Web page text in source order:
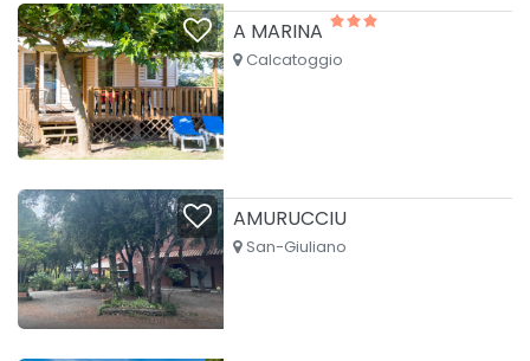
A MARINA
Calcatoggio
AMURUCCIU
San-Giuliano